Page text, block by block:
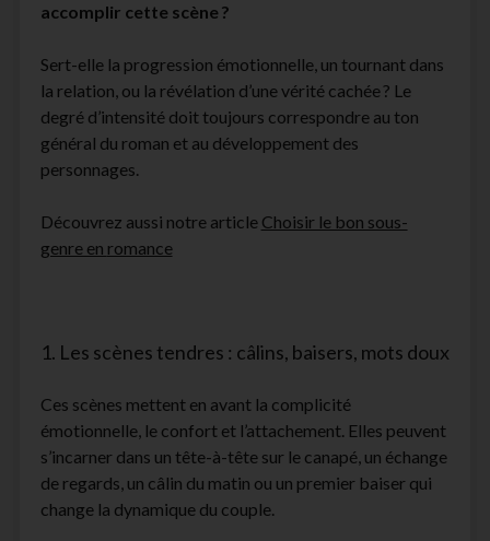
accomplir cette scène ?
Sert-elle la progression émotionnelle, un tournant dans
la relation, ou la révélation d’une vérité cachée ? Le
degré d’intensité doit toujours correspondre au ton
général du roman et au développement des
personnages.
Découvrez aussi notre article Choisir le bon sous-
genre en romance
1. Les scènes tendres : câlins, baisers, mots doux
Ces scènes mettent en avant la complicité
émotionnelle, le confort et l’attachement. Elles peuvent
s’incarner dans un tête-à-tête sur le canapé, un échange
de regards, un câlin du matin ou un premier baiser qui
change la dynamique du couple.